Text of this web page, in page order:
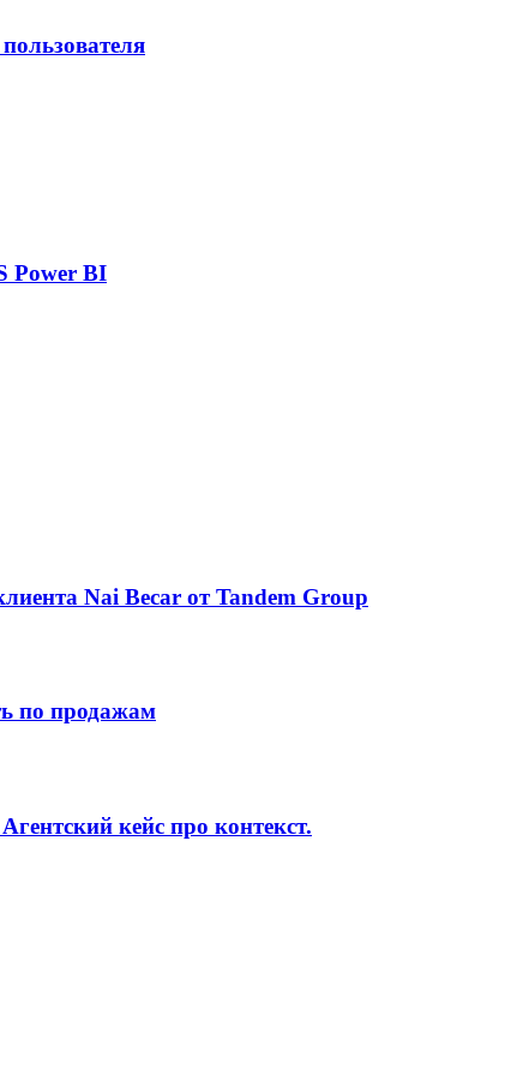
Power BI
Nai Beсar от Tandem Group
по продажам
кейс про контекст.